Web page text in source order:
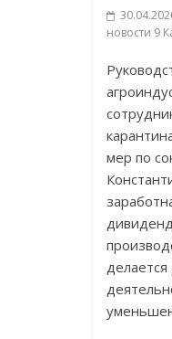
новости 9
мер по